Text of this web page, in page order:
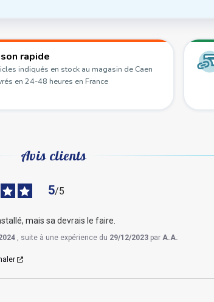
rapide
indiqués en stock au magasin de Caen
en 24-48 heures en France
Avis clients
5/5
mais sa devrais le faire.
, suite à une expérience du 29/12/2023 par A.A.